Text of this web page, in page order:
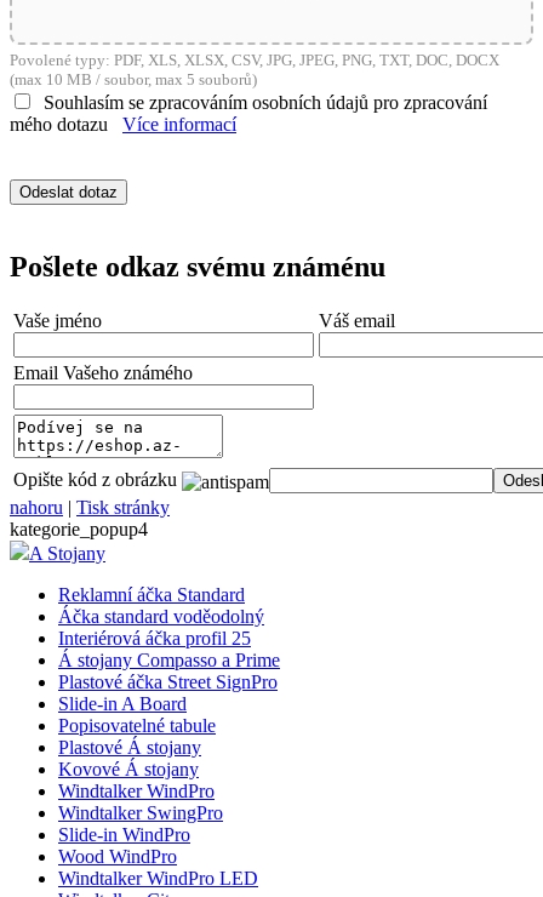
Povolené typy: PDF, XLS, XLSX, CSV, JPG, JPEG, PNG, TXT, DOC, DOCX
(max 10 MB / soubor, max 5 souborů)
Souhlasím se zpracováním osobních údajů pro zpracování
mého dotazu
Více informací
Pošlete odkaz svému známénu
Vaše jméno Váš email
Email Vašeho známého
Opište kód z obrázku
nahoru | Tisk stránky
kategorie_popup4
A Stojany
Reklamní áčka Standard
Áčka standard voděodolný
Interiérová áčka profil 25
Á stojany Compasso a Prime
Plastové áčka Street SignPro
Slide-in A Board
Popisovatelné tabule
Plastové Á stojany
Kovové Á stojany
Windtalker WindPro
Windtalker SwingPro
Slide-in WindPro
Wood WindPro
Windtalker WindPro LED